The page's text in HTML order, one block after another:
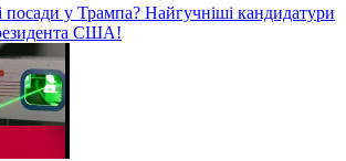
посади у Трампа? Найгучніші кандидатури
США!